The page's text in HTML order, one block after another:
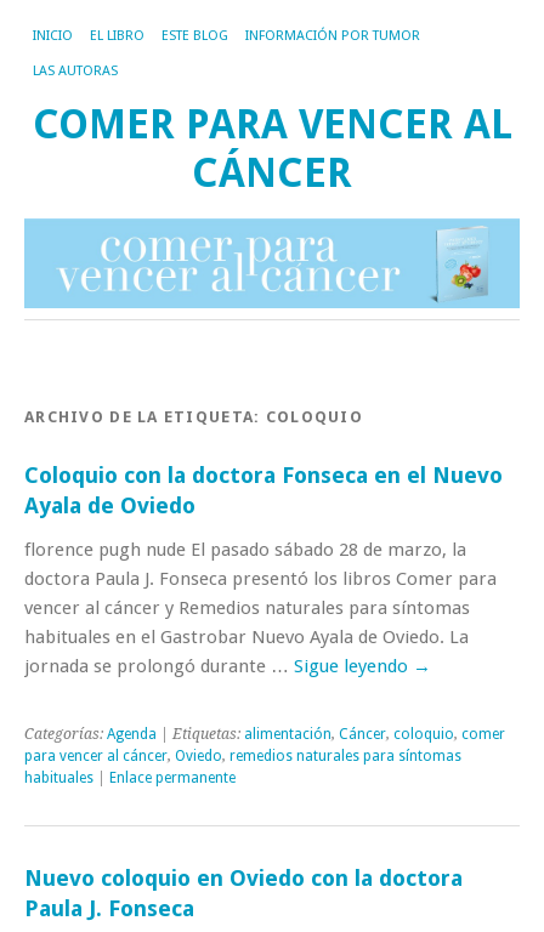
INICIO EL LIBRO ESTE BLOG INFORMACIÓN POR TUMOR
LAS AUTORAS
COMER PARA VENCER AL
CÁNCER
ARCHIVO DE LA ETIQUETA: COLOQUIO
Coloquio con la doctora Fonseca en el Nuevo
Ayala de Oviedo
florence pugh nude El pasado sábado 28 de marzo, la
doctora Paula J. Fonseca presentó los libros Comer para
vencer al cáncer y Remedios naturales para síntomas
habituales en el Gastrobar Nuevo Ayala de Oviedo. La
jornada se prolongó durante … Sigue leyendo →
Categorías: Agenda | Etiquetas: alimentación, Cáncer, coloquio, comer
para vencer al cáncer, Oviedo, remedios naturales para síntomas
habituales
Enlace permanente
Nuevo coloquio en Oviedo con la doctora
Paula J. Fonseca